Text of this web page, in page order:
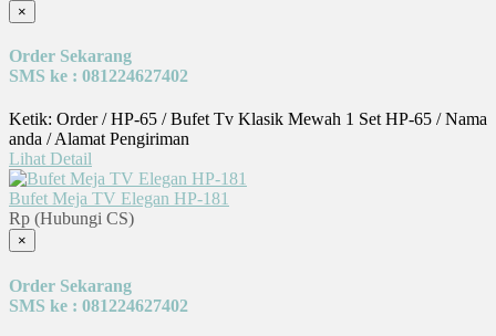
×
Order Sekarang
SMS ke : 081224627402
Ketik: Order / HP-65 / Bufet Tv Klasik Mewah 1 Set HP-65 / Nama
anda / Alamat Pengiriman
Lihat Detail
Bufet Meja TV Elegan HP-181
Rp (Hubungi CS)
×
Order Sekarang
SMS ke : 081224627402